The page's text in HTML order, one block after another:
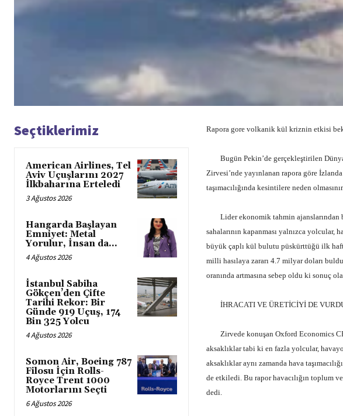
Seçtiklerimiz
American Airlines, Tel
Aviv Uçuşlarını 2027
İlkbaharına Erteledi
3 Ağustos 2026
Hangarda Başlayan
Emniyet: Metal
Yorulur, İnsan da…
4 Ağustos 2026
İstanbul Sabiha
Gökçen’den Çifte
Tarihi Rekor: Bir
Günde 919 Uçuş, 174
Bin 325 Yolcu
4 Ağustos 2026
Somon Air, Boeing 787
Filosu İçin Rolls-
Royce Trent 1000
Motorlarını Seçti
6 Ağustos 2026
Rapora gore volkanik kül kriznin etkisi
Bugün Pekin’de gerçekleştirilen Dünya
Zirvesi’nde yayınlanan rapora göre
taşımacılığında kesintilere neden
Lider ekonomik tahmin ajanslarından
sahalarının kapanması yalnızca
büyük çaplı kül bulutu püskürttüğü ilk
milli hasılaya zararı 4.7 milyar doları
oranında artmasına sebep oldu ki sonuç
İHRACATI VE ÜRETİCİYİ DE
Zirvede konuşan Oxford Economics
aksaklıklar tabi ki en fazla yolcular,
aksaklıklar aynı zamanda hava
de etkiledi. Bu rapor havacılığın toplum
dedi.